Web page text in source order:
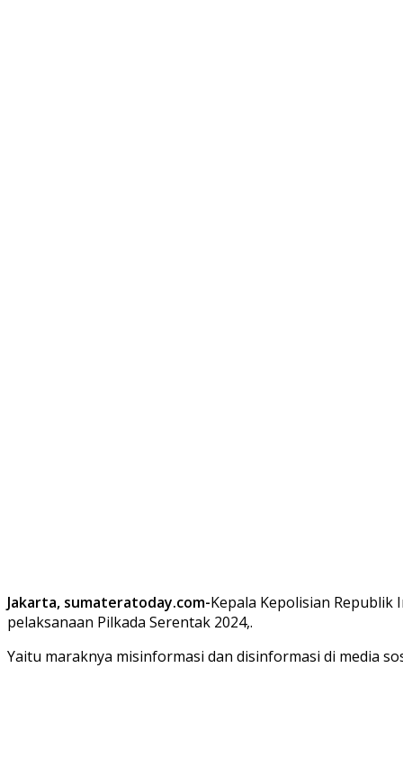
Jakarta, sumateratoday.com-Kepala Kepolisian
pelaksanaan Pilkada Serentak 2024,.
Yaitu maraknya misinformasi dan disinformasi di media